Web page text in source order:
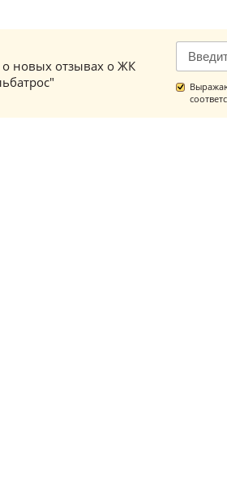
новых отзывах о ЖК